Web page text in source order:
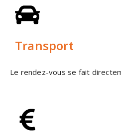
Transport
Le rendez-vous se fait